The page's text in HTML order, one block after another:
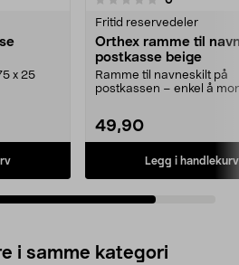
x 25
Fritid reservedeler
Orthex ramme til
postkasse beige
Ramme til navneskilt på
postkassen – enkel å
49,90
Legg i handlekurv
i samme kategori